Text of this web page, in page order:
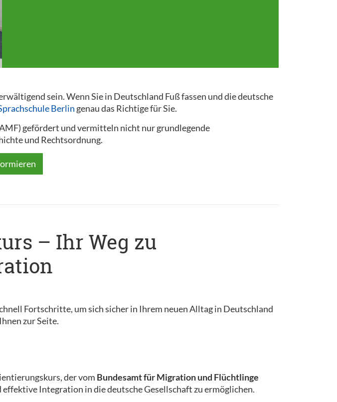
sein. Wenn Sie in Deutschland Fuß fassen und die deutsche
Berlin genau das Richtige für Sie.
gefördert und vermitteln nicht nur grundlegende
und Rechtsordnung.
– Ihr Weg zu
Fortschritte, um sich sicher in Ihrem neuen Alltag in Deutschland
zur Seite.
der vom Bundesamt für Migration und Flüchtlinge
Integration in die deutsche Gesellschaft zu ermöglichen.